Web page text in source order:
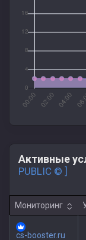
Активные
PUBLIC © ]
Мониторинг
cs-booster.ru